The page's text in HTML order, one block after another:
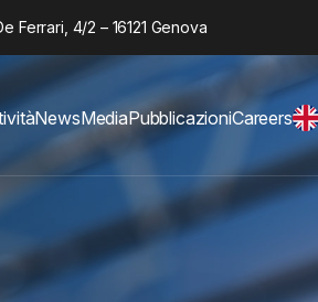
Ferrari, 4/2 – 16121 Genova
NewsMediaPubblicazioniCareers